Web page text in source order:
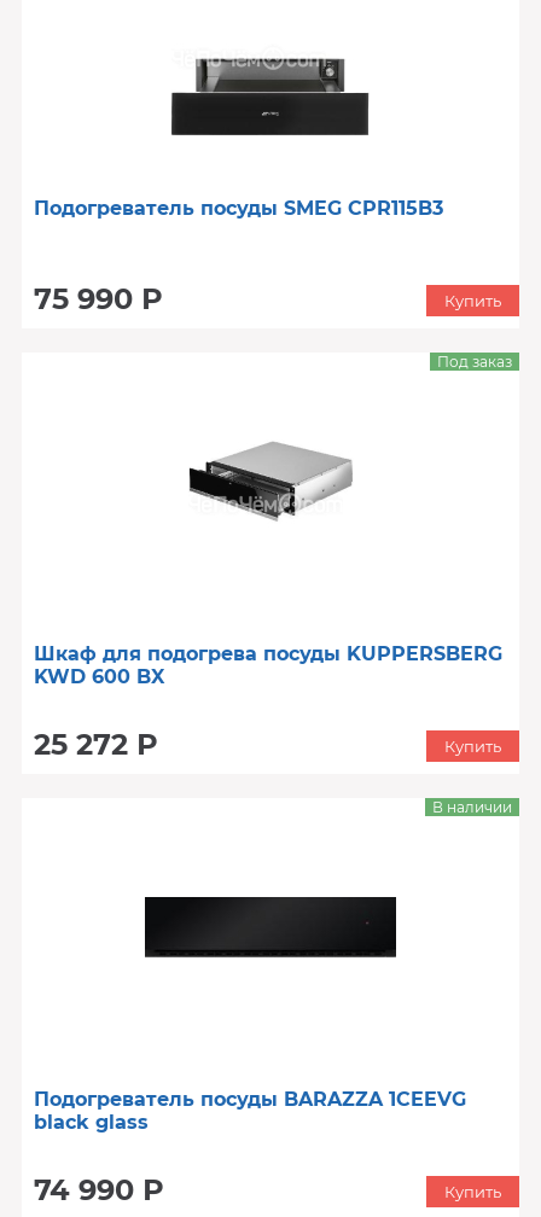
Подогреватель посуды SMEG CPR115B3
75 990 Р Купить
Шкаф для подогрева посуды KUPPERSBERG
KWD 600 BX
25 272 Р
Под заказ
Купить
Подогреватель посуды BARAZZA 1CEEVG
black glass
74 990 Р
В наличии
Купить